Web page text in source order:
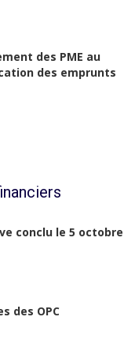
des PME au
des emprunts
conclu le 5 octobre
des OPC